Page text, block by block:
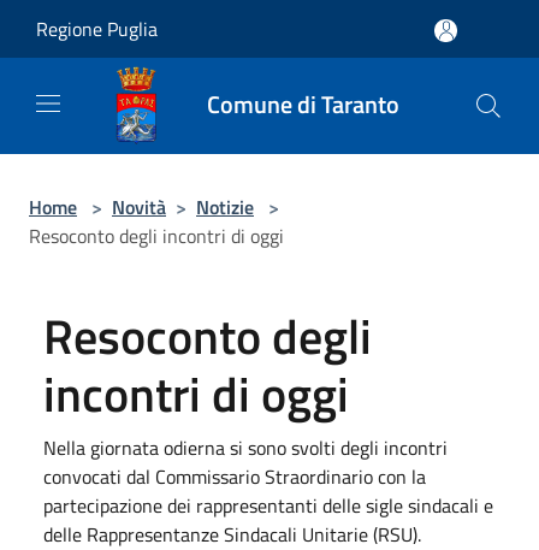
Regione Puglia
Comune di Taranto
Home > Novità > Notizie >
Resoconto degli incontri di oggi
Resoconto degli
incontri di oggi
Nella giornata odierna si sono svolti degli incontri
convocati dal Commissario Straordinario con la
partecipazione dei rappresentanti delle sigle sindacali e
delle Rappresentanze Sindacali Unitarie (RSU).